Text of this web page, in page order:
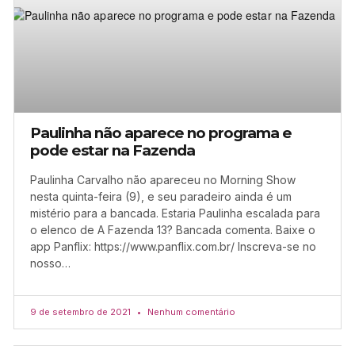
Paulinha não aparece no programa e
pode estar na Fazenda
Paulinha Carvalho não apareceu no Morning Show
nesta quinta-feira (9), e seu paradeiro ainda é um
mistério para a bancada. Estaria Paulinha escalada para
o elenco de A Fazenda 13? Bancada comenta. Baixe o
app Panflix: https://www.panflix.com.br/ Inscreva-se no
nosso…
9 de setembro de 2021 Nenhum comentário